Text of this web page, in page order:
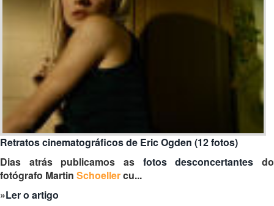
Retratos cinematográficos de Eric Ogden (12 fotos)
Dias atrás publicamos as fotos desconcertantes do
fotógrafo Martin Schoellercu...
»Ler o artigo